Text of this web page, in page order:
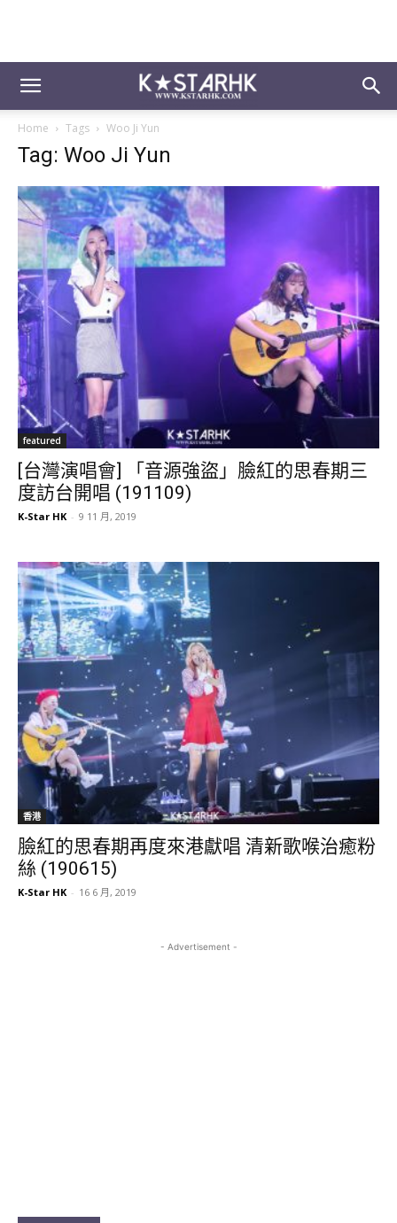
Home Tags Woo Ji Yun
Tag: Woo Ji Yun
featured
[台灣演唱會] 「音源強盜」臉紅的思春期三
度訪台開唱 (191109)
K-Star HK - 9 11 月, 2019
香港
臉紅的思春期再度來港獻唱 清新歌喉治癒粉
絲 (190615)
K-Star HK - 16 6 月, 2019
- Advertisement -